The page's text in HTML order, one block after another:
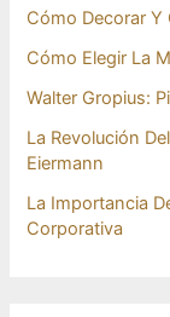
Cómo Decorar Y
Cómo Elegir La
Walter Gropius:
La Revolución
Eiermann
La Importancia
Corporativa